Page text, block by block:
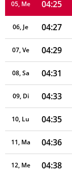
05, Me 04:25
06, Je 04:27
07, Ve 04:29
08, Sa 04:31
09, Di 04:33
10, Lu 04:35
11, Ma 04:36
12, Me 04:38